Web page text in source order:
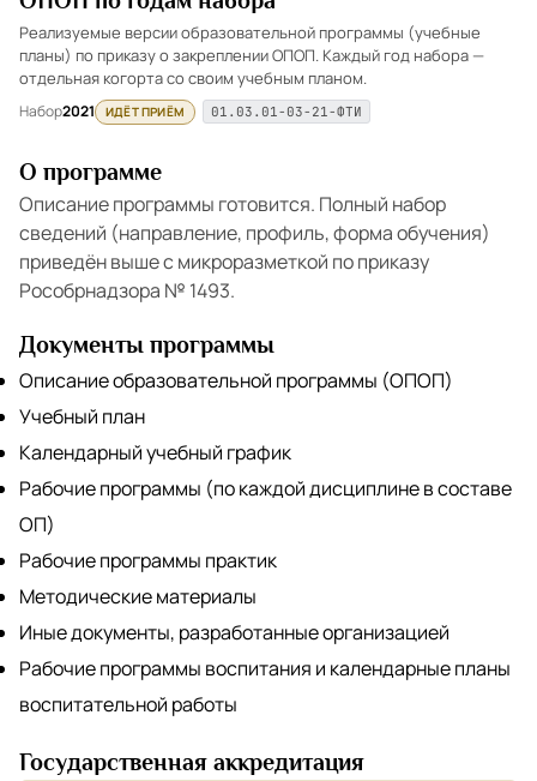
Реализуемые версии образовательной программы (учебные
планы) по приказу о закреплении ОПОП. Каждый год набора —
отдельная когорта со своим учебным планом.
Набор2021 ИДЁТ ПРИЁМ 01.03.01-03-21-ФТИ
О программе
Описание программы готовится. Полный набор
сведений (направление, профиль, форма обучения)
приведён выше с микроразметкой по приказу
Рособрнадзора № 1493.
Документы программы
Описание образовательной программы (ОПОП)
Учебный план
Календарный учебный график
Рабочие программы (по каждой дисциплине в составе
ОП)
Рабочие программы практик
Методические материалы
Иные документы, разработанные организацией
Рабочие программы воспитания и календарные планы
воспитательной работы
Государственная аккредитация